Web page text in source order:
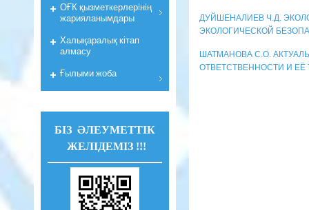
ДУЙШЕНАЛИЕВ Ч.Д.
ЭКОЛОГИЧЕСКОЙ
ШАТМАНОВА С.О.
ОТВЕТСТВЕННОСТИ И ЕЁ
ОҒК қызметкерлерiнiң
жарияланымдары
Халықаралық кітап
алмасу
Ғылыми жоба
БІЗ ӘЛЕУМЕТТІК
ЖЕЛІДЕМІЗ !!!